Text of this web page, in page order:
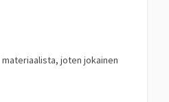
joten jokainen